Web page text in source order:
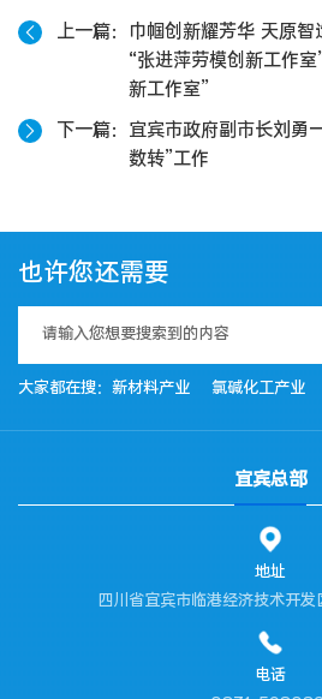
上一篇
巾帼创新耀芳华 天原
“张进萍劳模创新工作
新工作室”
下一篇
宜宾市政府副市长刘勇
数转”工作
也许您还需要
大家都在搜： 新材料产业 氯碱化工产业
宜宾总部
地址
四川省宜宾市临港经济技术开
电话